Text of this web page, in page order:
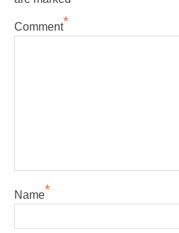
Comment*
Name*